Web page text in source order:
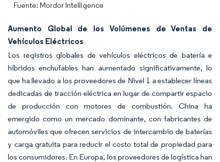
Fuente: Mordor Intelligence
Aumento Global de los Volúmenes de Ventas de
Vehículos Eléctricos
Los registros globales de vehículos eléctricos de batería e
híbridos enchufables han aumentado significativamente, lo
que ha llevado a los proveedores de Nivel 1 a establecer líneas
dedicadas de tracción eléctrica en lugar de compartir espacio
de producción con motores de combustión. China ha
emergido como un mercado dominante, con fabricantes de
automóviles que ofrecen servicios de intercambio de baterías
y carga gratuita para reducir el costo total de propiedad para
los consumidores. En Europa, los proveedores de logística han